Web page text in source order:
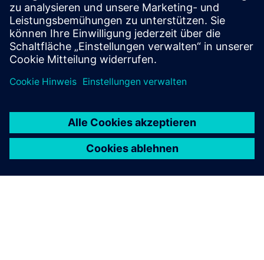
regelmäßiger Wartungsarbeiten außer Betrieb ist, kann die
Integration...
Mehr erfahren